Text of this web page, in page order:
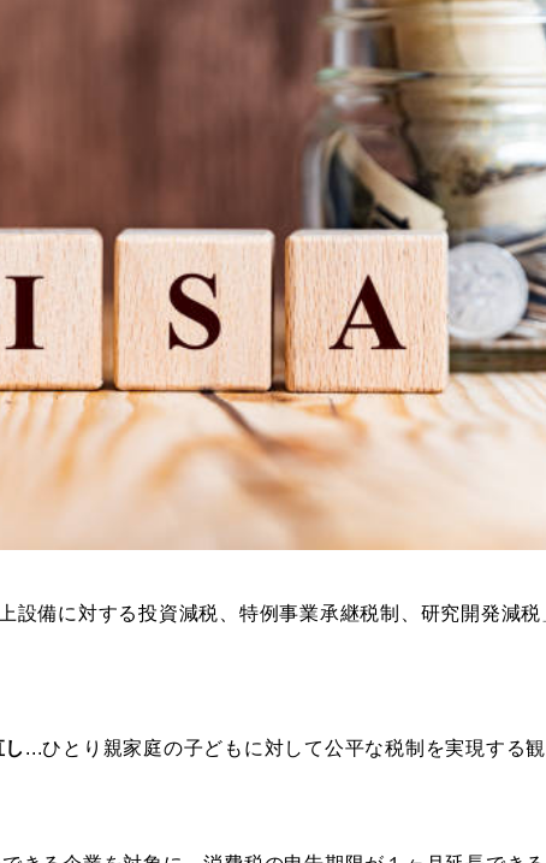
設備に対する投資減税、特例事業承継税制、研究開発減税
...ひとり親家庭の子どもに対して公平な税制を実現する